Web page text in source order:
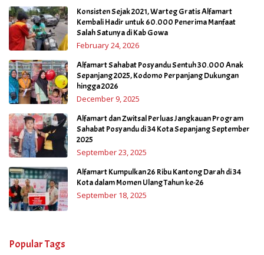
Konsisten Sejak 2021, Warteg Gratis Alfamart
Kembali Hadir untuk 60.000 Penerima Manfaat
Salah Satunya di Kab Gowa
February 24, 2026
Alfamart Sahabat Posyandu Sentuh 30.000 Anak
Sepanjang 2025, Kodomo Perpanjang Dukungan
hingga 2026
December 9, 2025
Alfamart dan Zwitsal Perluas Jangkauan Program
Sahabat Posyandu di 34 Kota Sepanjang September
2025
September 23, 2025
Alfamart Kumpulkan 26 Ribu Kantong Darah di 34
Kota dalam Momen Ulang Tahun ke-26
September 18, 2025
Popular Tags